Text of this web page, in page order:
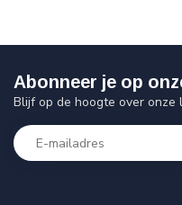
Abonneer je op
Blijf op de hoogte over onze